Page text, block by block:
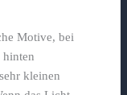
Motive, bei
hinten
kleinen